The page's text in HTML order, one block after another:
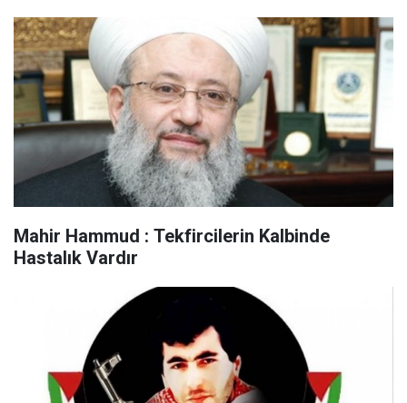
Mahir Hammud : Tekfircilerin Kalbinde
Hastalık Vardır